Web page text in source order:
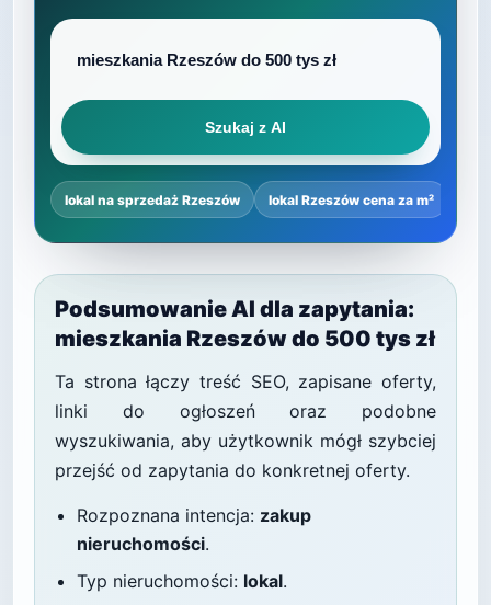
Szukaj z AI
lokal na sprzedaż Rzeszów lokal Rzeszów cena za m²
Podsumowanie AI dla zapytania:
mieszkania Rzeszów do 500 tys zł
Ta strona łączy treść SEO, zapisane oferty,
linki do ogłoszeń oraz podobne
wyszukiwania, aby użytkownik mógł szybciej
przejść od zapytania do konkretnej oferty.
Rozpoznana intencja: zakup
nieruchomości.
Typ nieruchomości: lokal.